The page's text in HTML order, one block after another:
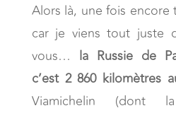
Alors là, une fois encore
car je viens tout juste
vous… la Russie de
c’est 2 860 kilomètres
Viamichelin (dont